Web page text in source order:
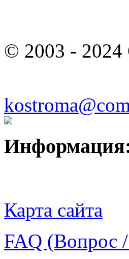
© 2003 - 2024
Карта сайта
FAQ (Вопрос